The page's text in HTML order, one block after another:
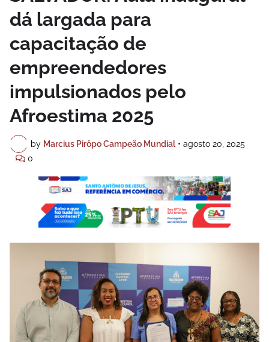
dá largada para
capacitação de
empreendedores
impulsionados pelo
Afroestima 2025
by Marcius Pirôpo Campeão Mundial • agosto 20, 2025
0